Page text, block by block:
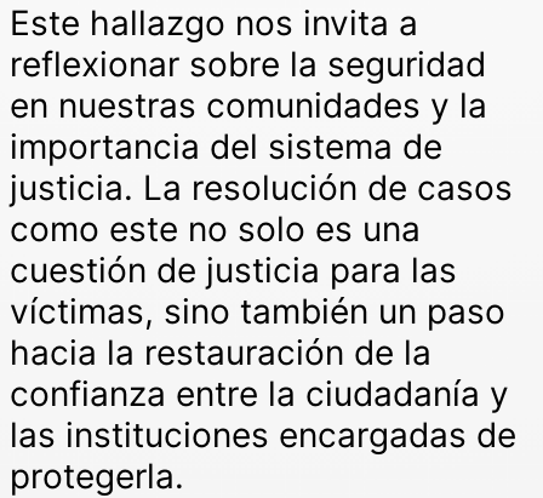
Este hallazgo nos invita a
reflexionar sobre la seguridad
en nuestras comunidades y la
importancia del sistema de
justicia. La resolución de casos
como este no solo es una
cuestión de justicia para las
víctimas, sino también un paso
hacia la restauración de la
confianza entre la ciudadanía y
las instituciones encargadas de
protegerla.